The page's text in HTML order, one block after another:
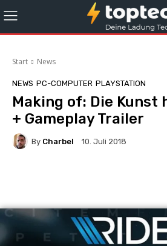
Start News
NEWS PC-COMPUTER PLAYSTATION
Making of: Die Kunst
+ Gameplay Trailer
By Charbel 10. Juli 2018